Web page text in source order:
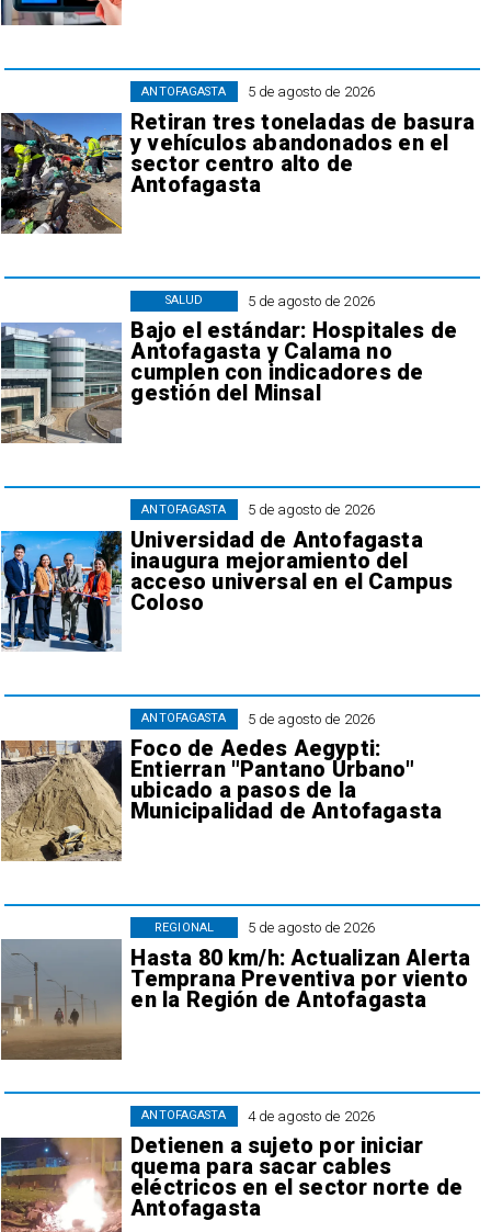
5 de agosto de 2026
Retiran tres toneladas de basura
y vehículos abandonados en el
sector centro alto de
Antofagasta
ANTOFAGASTA
5 de agosto de 2026
Bajo el estándar: Hospitales de
Antofagasta y Calama no
cumplen con indicadores de
gestión del Minsal
SALUD
5 de agosto de 2026
Universidad de Antofagasta
inaugura mejoramiento del
acceso universal en el Campus
Coloso
ANTOFAGASTA
5 de agosto de 2026
Foco de Aedes Aegypti:
Entierran "Pantano Urbano"
ubicado a pasos de la
Municipalidad de Antofagasta
ANTOFAGASTA
5 de agosto de 2026
Hasta 80 km/h: Actualizan Alerta
Temprana Preventiva por viento
en la Región de Antofagasta
REGIONAL
4 de agosto de 2026
Detienen a sujeto por iniciar
quema para sacar cables
eléctricos en el sector norte de
Antofagasta
ANTOFAGASTA